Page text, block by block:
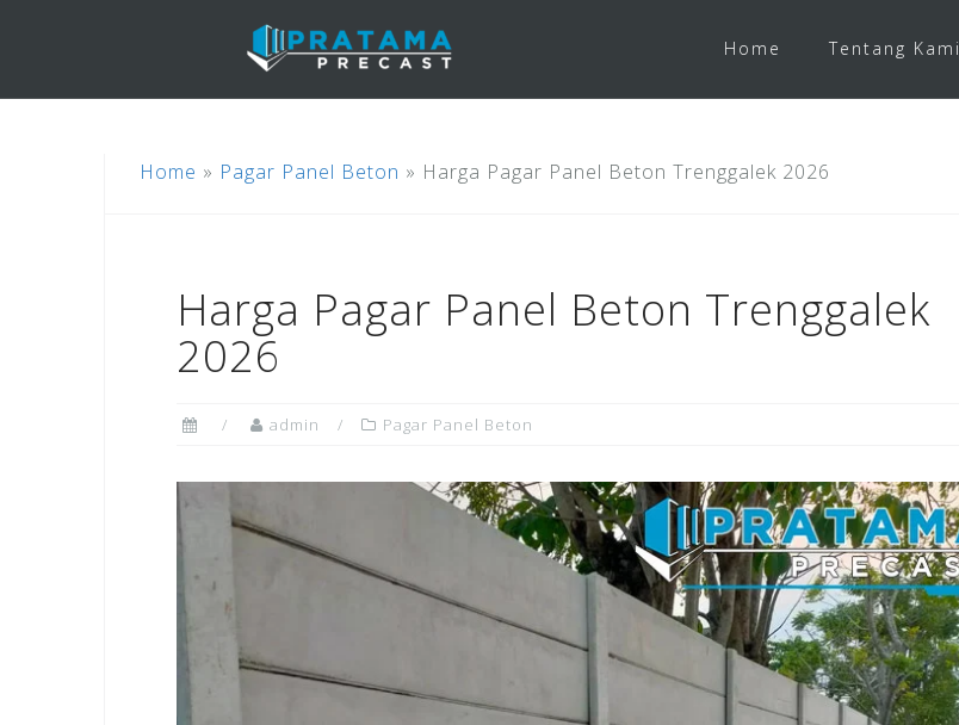
content
Home Tentang Kami
Home » Pagar Panel Beton » Harga Pagar Panel Beton Trenggalek 2026
Harga Pagar Panel Beton Trenggalek
2026
admin Pagar Panel Beton